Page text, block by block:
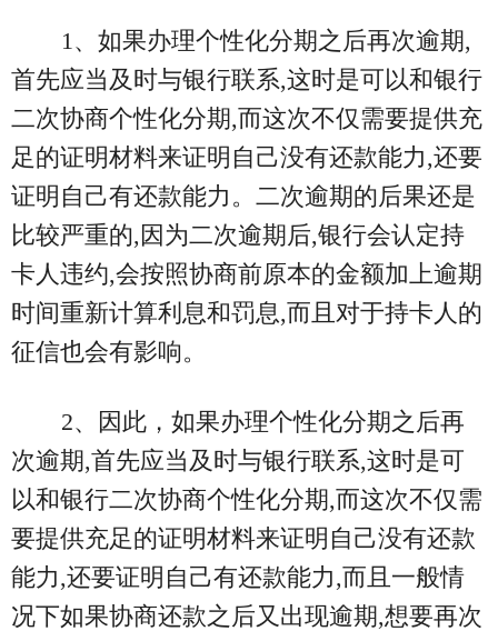
1、如果办理个性化分期之后再次逾期,
首先应当及时与银行联系,这时是可以和银行
二次协商个性化分期,而这次不仅需要提供充
足的证明材料来证明自己没有还款能力,还要
证明自己有还款能力。二次逾期的后果还是
比较严重的,因为二次逾期后,银行会认定持
卡人违约,会按照协商前原本的金额加上逾期
时间重新计算利息和罚息,而且对于持卡人的
征信也会有影响。
2、因此，如果办理个性化分期之后再
次逾期,首先应当及时与银行联系,这时是可
以和银行二次协商个性化分期,而这次不仅需
要提供充足的证明材料来证明自己没有还款
能力,还要证明自己有还款能力,而且一般情
况下如果协商还款之后又出现逾期,想要再次